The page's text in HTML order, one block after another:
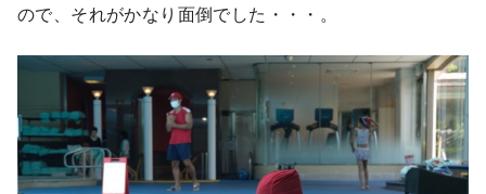
ので、それがかなり面倒でした・・・。